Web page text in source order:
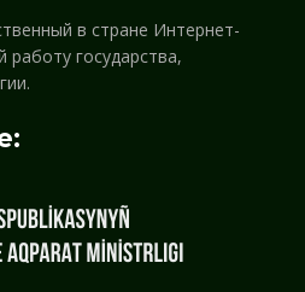
в стране Интернет-
работу государства,